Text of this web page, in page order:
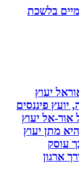
בלשכת
פיננסים
יעוץ
יעוץ